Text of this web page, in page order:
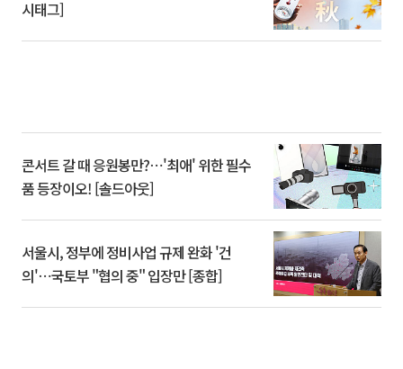
시태그]
콘서트 갈 때 응원봉만?⋯'최애' 위한 필수
품 등장이오! [솔드아웃]
서울시, 정부에 정비사업 규제 완화 '건
의'⋯국토부 "협의 중" 입장만 [종합]